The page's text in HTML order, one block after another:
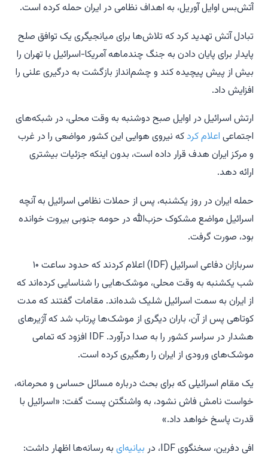
آتش‌بس اوایل آوریل، به اهداف نظامی در ایران حمله کرده است.
تبادل آتش تهدید کرد که تلاش‌ها برای میانجیگری یک توافق صلح
پایدار برای پایان دادن به جنگ چندماهه آمریکا-اسرائیل با تهران را
بیش از پیش پیچیده کند و چشم‌انداز بازگشت به درگیری علنی را
افزایش داد.
ارتش اسرائیل در اوایل صبح دوشنبه به وقت محلی، در شبکه‌های
اجتماعی اعلام کردکه نیروی هوایی این کشور مواضعی را در غرب
و مرکز ایران هدف قرار داده است، بدون اینکه جزئیات بیشتری
ارائه دهد.
حمله ایران در روز یکشنبه، پس از حملات نظامی اسرائیل به آنچه
اسرائیل مواضع مشکوک حزب‌الله در حومه جنوبی بیروت خوانده
بود، صورت گرفت.
سربازان دفاعی اسرائیل (IDF) اعلام کردند که حدود ساعت ۱۰
شب یکشنبه به وقت محلی، موشک‌هایی را شناسایی کرده‌اند که
از ایران به سمت اسرائیل شلیک شده‌اند. مقامات گفتند که مدت
کوتاهی پس از آن، باران دیگری از موشک‌ها پرتاب شد که آژیرهای
هشدار در سراسر کشور را به صدا درآورد. IDF افزود که تمامی
موشک‌های ورودی از ایران را رهگیری کرده است.
یک مقام اسرائیلی که برای بحث درباره مسائل حساس و محرمانه،
خواست نامش فاش نشود، به واشنگتن پست گفت: «اسرائیل با
قدرت پاسخ خواهد داد.»
افی دفرین، سخنگوی IDF، در
بیانیه‌ای به رسانه‌ها اظهار داشت: